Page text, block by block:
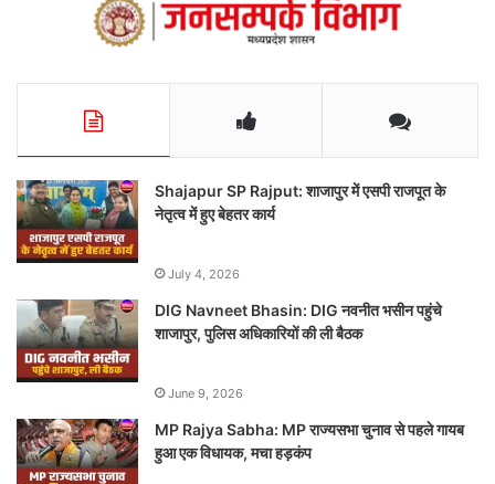
Shajapur SP Rajput: शाजापुर में एसपी राजपूत के
नेतृत्व में हुए बेहतर कार्य
July 4, 2026
DIG Navneet Bhasin: DIG नवनीत भसीन पहुंचे
शाजापुर, पुलिस अधिकारियों की ली बैठक
June 9, 2026
MP Rajya Sabha: MP राज्यसभा चुनाव से पहले गायब
हुआ एक विधायक, मचा हड़कंप